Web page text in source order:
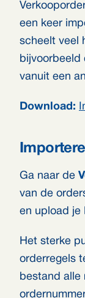
een keer
scheelt veel
bijvoorbeeld
vanuit een
Download:
Ga naar de
van de
en upload je
Het sterke
orderregels
bestand alle